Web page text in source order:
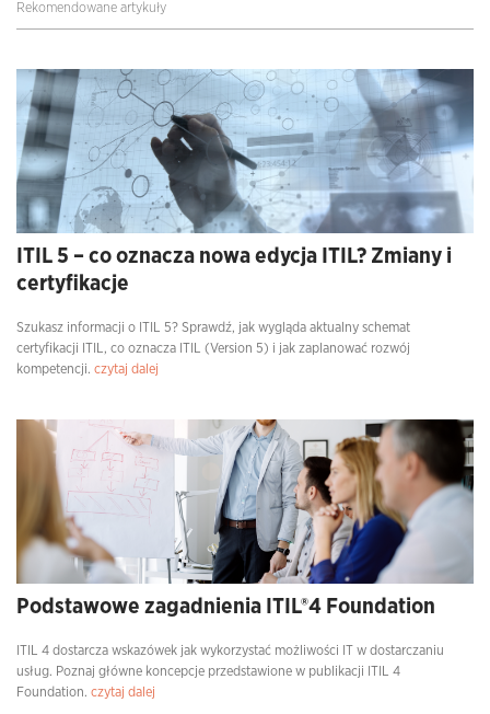
Rekomendowane artykuły
ITIL 5 – co oznacza nowa edycja ITIL? Zmiany i
certyfikacje
Szukasz informacji o ITIL 5? Sprawdź, jak wygląda aktualny schemat
certyfikacji ITIL, co oznacza ITIL (Version 5) i jak zaplanować rozwój
kompetencji. czytaj dalej
Podstawowe zagadnienia ITIL®4 Foundation
ITIL 4 dostarcza wskazówek jak wykorzystać możliwości IT w dostarczaniu
usług. Poznaj główne koncepcje przedstawione w publikacji ITIL 4
Foundation. czytaj dalej